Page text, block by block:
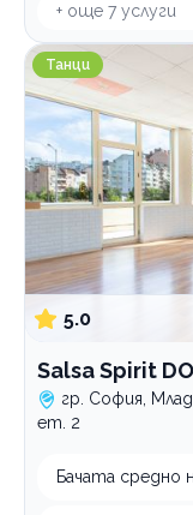
+ още 7 услуги
Salsa Spirit DO
Танци
5.0
Salsa Spirit
гр. София,
ет. 2
Бачата средно